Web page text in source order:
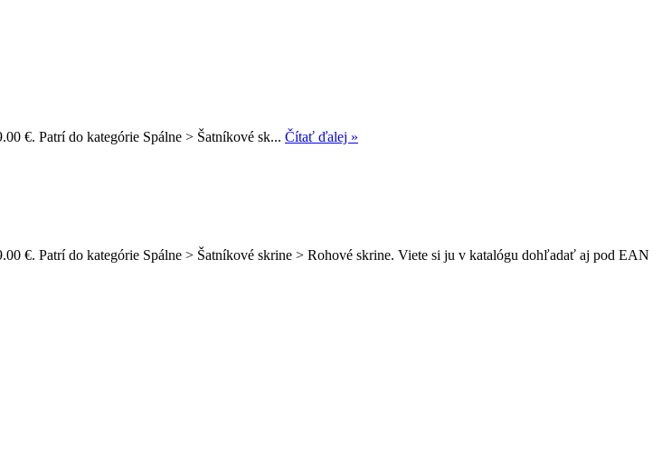
€. Patrí do kategórie Spálne > Šatníkové sk... Čítať ďalej »
€. Patrí do kategórie Spálne > Šatníkové skrine > Rohové skrine. Viete si ju v katalógu dohľadať aj pod EAN